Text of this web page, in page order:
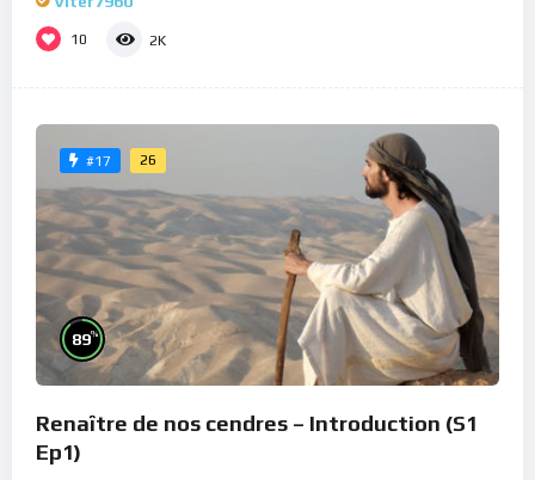
10 2K
#17 26
89%
Renaître de nos cendres – Introduction (S1
Ep1)